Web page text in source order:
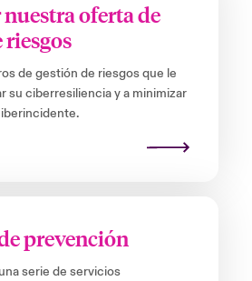
oferta de
riesgos
de gestión de riesgos que le
su ciberresiliencia y a minimizar
prevención
serie de servicios